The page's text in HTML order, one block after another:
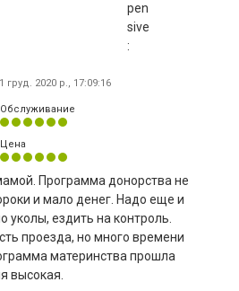
груд. 2020 р., 17:09:16
Обслуживание
Цена
Программа донорства не
и мало денег. Надо еще и
уколы, ездить на контроль.
проезда, но много времени
материнства прошла
высокая.